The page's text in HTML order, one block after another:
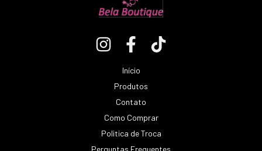
Início
Produtos
Contato
Como Comprar
Politica de Troca
Perguntas Frequentes